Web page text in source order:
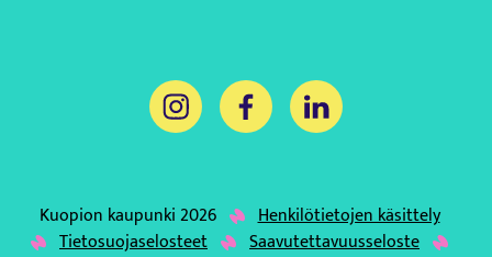
Kuopion kaupunki 2026 Henkilötietojen käsittely
Tämä linkki aukeaa uuteen
Tietosuojaselosteet
Saavutettavuusseloste
Tämä linkki aukeaa uuteen välilehteen
Tämä linkki aukeaa uuteen
Tämä linkki aukeaa